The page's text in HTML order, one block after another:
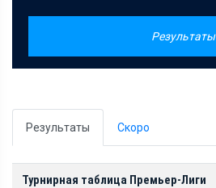
Результаты
Результаты Скоро
Турнирная таблица Премьер-Лиги